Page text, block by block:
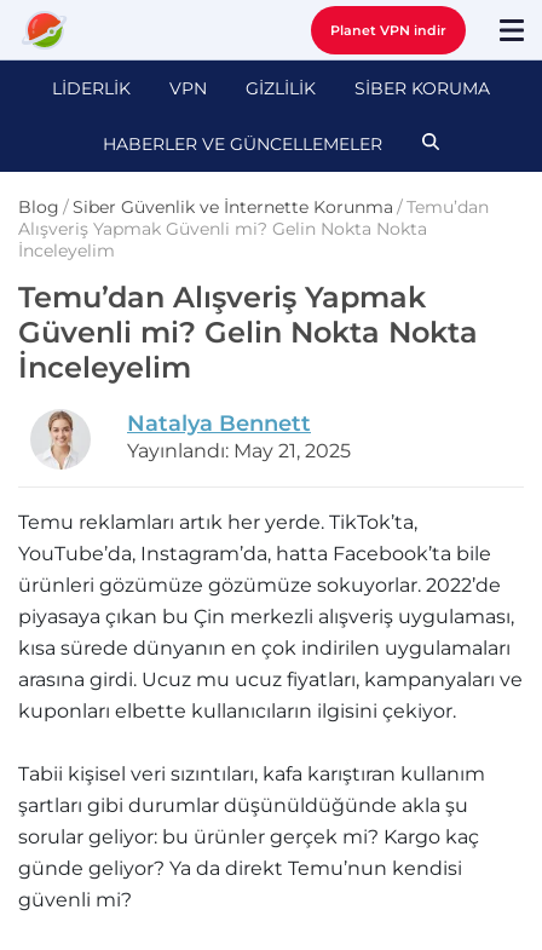
Planet VPN indir
LİDERLİK VPN GİZLİLİK SİBER KORUMA
HABERLER VE GÜNCELLEMELER
Blog /Siber Güvenlik ve İnternette Korunma /Temu’dan
Alışveriş Yapmak Güvenli mi? Gelin Nokta Nokta
İnceleyelim
Temu’dan Alışveriş Yapmak
Güvenli mi? Gelin Nokta Nokta
İnceleyelim
Natalya Bennett
Yayınlandı: May 21, 2025
Temu reklamları artık her yerde. TikTok’ta,
YouTube’da, Instagram’da, hatta Facebook’ta bile
ürünleri gözümüze gözümüze sokuyorlar. 2022’de
piyasaya çıkan bu Çin merkezli alışveriş uygulaması,
kısa sürede dünyanın en çok indirilen uygulamaları
arasına girdi. Ucuz mu ucuz fiyatları, kampanyaları ve
kuponları elbette kullanıcıların ilgisini çekiyor.
Tabii kişisel veri sızıntıları, kafa karıştıran kullanım
şartları gibi durumlar düşünüldüğünde akla şu
sorular geliyor: bu ürünler gerçek mi? Kargo kaç
günde geliyor? Ya da direkt Temu’nun kendisi
güvenli mi?